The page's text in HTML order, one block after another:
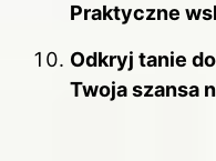
Praktyczne
Odkryj tanie
Twoja szansa